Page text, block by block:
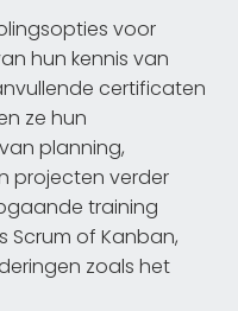
voor
hun kennis van
certificaten
ze hun
planning,
projecten verder
training
Scrum of Kanban,
zoals het